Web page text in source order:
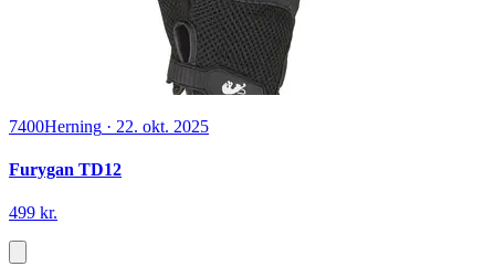
MicroUSB 1,5 m 3,5A.
69 kr.